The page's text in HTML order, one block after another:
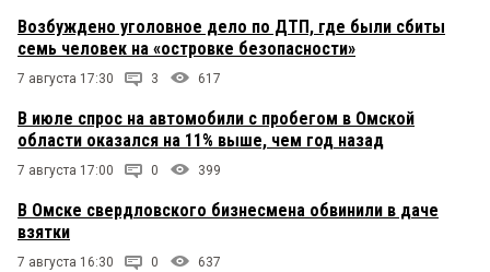
Возбуждено уголовное дело по ДТП, где были сбиты
семь человек на «островке безопасности»
7 августа 17:30 3 617
В июле спрос на автомобили с пробегом в Омской
области оказался на 11% выше, чем год назад
7 августа 17:00 0 399
В Омске свердловского бизнесмена обвинили в даче
взятки
7 августа 16:30 0 637